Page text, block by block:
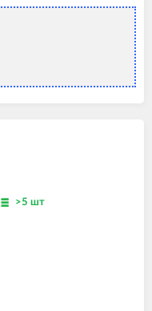
C30
C30 D
F24
F24 B
N
N
N
N
C24
D
D
>5 шт